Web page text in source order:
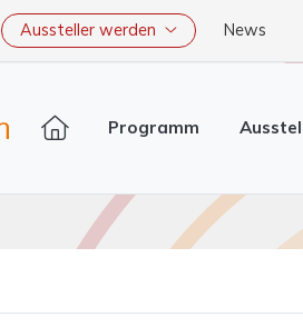
Aussteller werden News
Programm